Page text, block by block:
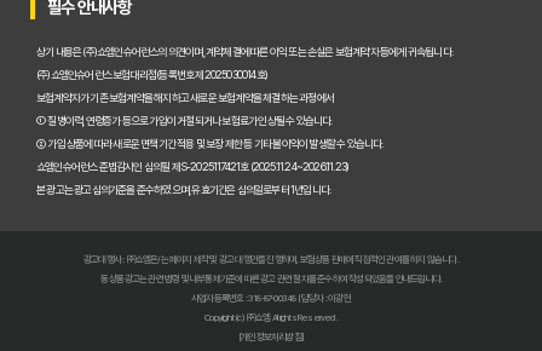
펫보험비교사이트, A사와 B사 어디가 더 유리할까?
펫보험비교사이트 이용 전 필수! 놓치면 후회할 3가지 체크리스트
펫보험비교사이트, 내 반려동물에게 꼭 맞는 선택 기준은?
펫보험비교사이트 현명하게 고르는 법: 보장 범위별 주요 서비스 비교 분석
숨은 혜택까지 찾는 펫보험비교사이트 100% 활용 노하우 대공개
필수 안내사항
상기 내용은 (주)쇼엠인슈어런스의 의견이며, 계약체결에 따른 이익 또는 손실은 보험계약자 등에게 귀속됩니다.
(주)쇼엠인슈어런스 보험대리점(등록번호 제2025030014호)
보험계약자가 기존 보험계약을 해지하고 새로운 보험계약을 체결하는 과정에서
① 질병이력, 연령증가 등으로 가입이 거절되거나 보험료가 인상될 수 있습니다.
② 가입 상품에 따라 새로운 면책기간 적용 및 보장 제한 등 기타 불이익이 발생할 수 있습니다.
쇼엠인슈어런스 준법감시인 심의필 제S-2025117421호 (2025.11.24~2026.11.23)
본 광고는 광고심의기준을 준수하였으며, 유효기간은 심의일로부터 1년입니다.
광고대행사 : ㈜쇼엠은/는 페이지 제작 및 광고 대행만을 진행하며, 보험상품 판매에 직접적인 관여를 하지 않습니다.
동 상품광고는 관련 법령 및 내부통제기준에 따른 광고 관련 절차를 준수하여 작성되었음을 안내드립니다.
사업자등록번호 : 318-87-00348 | 담당자 : 이광헌
Copyright (c) ㈜쇼엠 All rights Reserved.
[개인정보처리방침]